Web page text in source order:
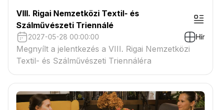
VIII. Rigai Nemzetközi Textil- és
Szálművészeti Triennálé
2027-05-28 00:00:00 Hír
Megnyílt a jelentkezés a VIII. Rigai Nemzetközi
Textil- és Szálművészeti Triennáléra